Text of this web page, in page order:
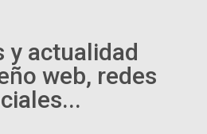
y actualidad
web, redes